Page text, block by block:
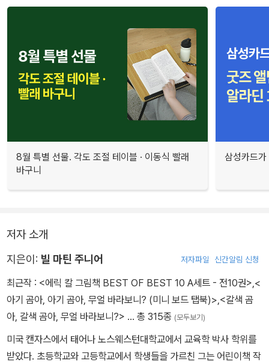
8월 특별 선물. 각도 조절 테이블 · 이동식 빨래
바구니
삼성카드
저자 소개
지은이: 빌 마틴 주니어 저자파일 신간알림 신청
최근작 : <에릭 칼 그림책 BEST OF BEST 10 A세트 - 전10권>,<
아기 곰아, 아기 곰아, 무얼 바라보니? (미니 보드 탭북)>,<갈색 곰
아, 갈색 곰아, 무얼 바라보니?> … 총 315종 (모두보기)
미국 캔자스에서 태어나 노스웨스턴대학교에서 교육학 박사 학위를
받았다. 초등학교와 고등학교에서 학생들을 가르친 그는 어린이책 작